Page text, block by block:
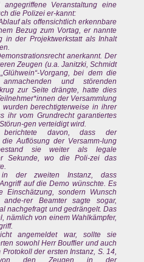
Veranstaltung eine
die Polizei er-kannt:
als offensichtlich erkennbare
Bezug zum Vortag, er nannte
in der Projektwerkstatt als Inhalt
anerkannt. Der
Zeugen (u.a. Janitzki, Schmidt
Vorgang, bei dem die
und störenden
zur Seite drängte, hatte dies
der Versammlung
berechtigterweise in ihrer
ihr vom Grundrecht garantiertes
gen verteidigt wird.
davon, dass der
Auflösung der Versamm-lung
sie weiter als legale
Sekunde, wo die Poli-zei das
der zweiten Instanz, dass
auf die Demo wünschte. Es
sondern Wunsch
rer Beamter sagte sogar,
nachgefragt und gedrängelt. Das
nämlich von einem Wahlkämpfer,
angemeldet war, sollte sie
sowohl Herr Bouffier und auch
der ersten Instanz, S. 14,
den Zeugen in der